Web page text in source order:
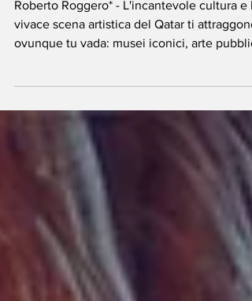
arte e cultura
millenaria
ovunque tu vada: musei iconici, arte
mozzafiato, vivaci suq, architettura
modernista e siti storici: tutti in attesa di
essere scoperti. Museo dell’arte islamica
Situato su un'isola appositamente costruita
adiacente alla Corniche, il lungomare di
Doha, l'edificio stesso è una meraviglia
architettonica progettata dall'architetto I.M.
Pei, vincitore del Premio Pritzker. Il muse